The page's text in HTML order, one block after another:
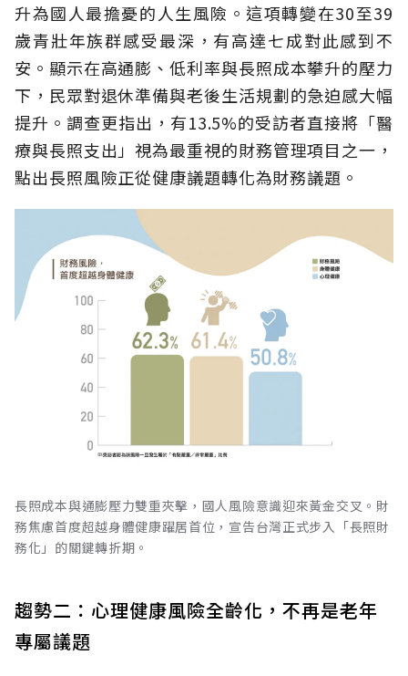
升為國人最擔憂的人生風險。這項轉變在30至39
歲青壯年族群感受最深，有高達七成對此感到不
安。顯示在高通膨、低利率與長照成本攀升的壓力
下，民眾對退休準備與老後生活規劃的急迫感大幅
提升。調查更指出，有13.5%的受訪者直接將「醫
療與長照支出」視為最重視的財務管理項目之一，
點出長照風險正從健康議題轉化為財務議題。
長照成本與通膨壓力雙重夾擊，國人風險意識迎來黃金交叉。財
務焦慮首度超越身體健康躍居首位，宣告台灣正式步入「長照財
務化」的關鍵轉折期。
趨勢二：心理健康風險全齡化，不再是老年
專屬議題